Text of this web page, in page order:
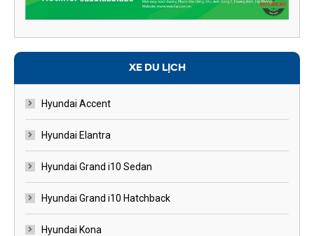
XE DU LỊCH
Hyundai Accent
Hyundai Elantra
Hyundai Grand i10 Sedan
Hyundai Grand i10 Hatchback
Hyundai Kona